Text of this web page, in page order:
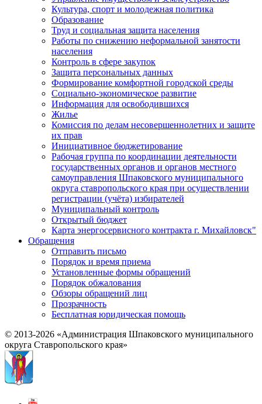
Культура, спорт и молодежная политика
Образование
Труд и социальная защита населения
Работы по снижению неформальной занятости
населения
Контроль в сфере закупок
Защита персональных данных
Формирование комфортной городской среды
Социально-экономическое развитие
Информация для освободившихся
Жилье
Комиссия по делам несовершеннолетних и защите
их прав
Инициативное бюджетирование
Рабочая группа по координации деятельности
государственных органов и органов местного
самоуправления Шпаковского муниципального
округа ставропольского края при осуществлении
регистрации (учёта) избирателей
Муниципальный контроль
Открытый бюджет
Карта энергосервисного контракта г. Михайловск"
Обращения
Отправить письмо
Порядок и время приема
Установленные формы обращений
Порядок обжалования
Обзоры обращений лиц
Прозрачность
Бесплатная юридическая помощь
© 2013-2026 «Администрация Шпаковского муниципального
округа Ставропольского края»